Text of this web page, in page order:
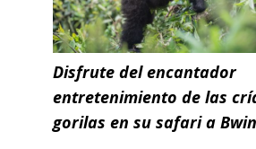
Disfrute del encantador
entretenimiento de las
gorilas en su safari a